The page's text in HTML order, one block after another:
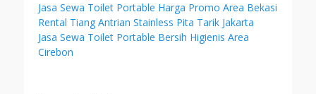
Jasa Sewa Toilet Portable Harga Promo Area Bekasi
Rental Tiang Antrian Stainless Pita Tarik Jakarta
Jasa Sewa Toilet Portable Bersih Higienis Area
Cirebon